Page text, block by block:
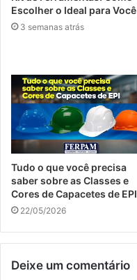
Escolher o Ideal para Você
3 semanas atrás
Tudo o que você precisa
saber sobre as Classes e
Cores de Capacetes de EPI
22/05/2026
Deixe um comentário